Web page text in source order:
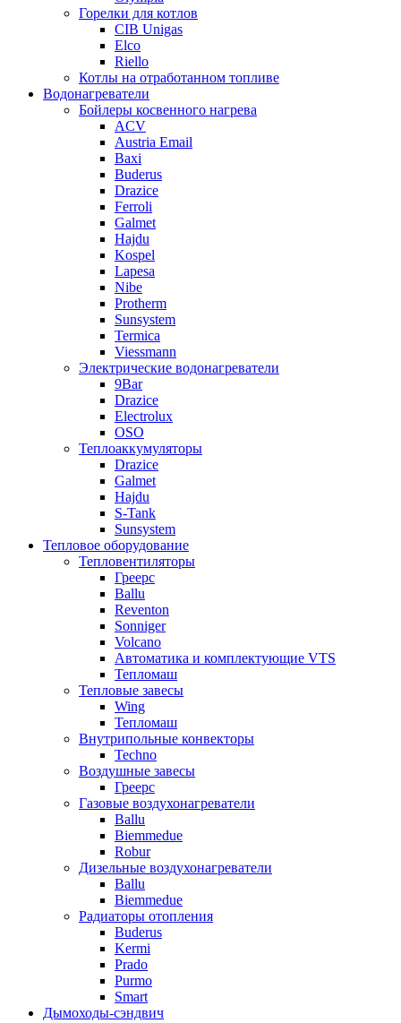
Горелки для котлов
CIB Unigas
Elco
Riello
Котлы на отработанном топливе
Водонагреватели
Бойлеры косвенного нагрева
ACV
Austria Email
Baxi
Buderus
Drazice
Ferroli
Galmet
Hajdu
Kospel
Lapesa
Nibe
Protherm
Sunsystem
Termica
Viessmann
Электрические водонагреватели
9Bar
Drazice
Electrolux
OSO
Теплоаккумуляторы
Drazice
Galmet
Hajdu
S-Tank
Sunsystem
Тепловое оборудование
Тепловентиляторы
Греерс
Ballu
Reventon
Sonniger
Volcano
Автоматика и комплектующие VTS
Тепломаш
Тепловые завесы
Wing
Тепломаш
Внутрипольные конвекторы
Techno
Воздушные завесы
Греерс
Газовые воздухонагреватели
Ballu
Biemmedue
Robur
Дизельные воздухонагреватели
Ballu
Biemmedue
Радиаторы отопления
Buderus
Kermi
Prado
Purmo
Smart
Дымоходы-сэндвич